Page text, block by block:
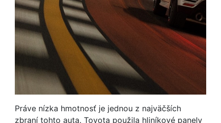
Práve nízka hmotnosť je jednou z najväčších
zbraní tohto auta. Toyota použila hliníkové panely